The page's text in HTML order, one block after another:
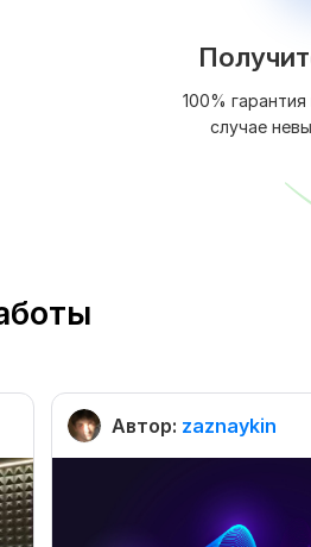
100%
случае
Автор: zaznaykin